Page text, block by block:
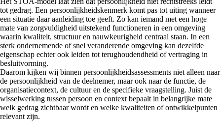
tot gedrag. Een persoonlijkheidskenmerk komt pas tot uiting wanneer
een situatie daar aanleiding toe geeft. Zo kan iemand met een hoge
mate van zorgvuldigheid uitstekend functioneren in een omgeving
waarin kwaliteit, structuur en nauwkeurigheid centraal staan. In een
sterk ondernemende of snel veranderende omgeving kan dezelfde
eigenschap echter ook leiden tot terughoudendheid of vertraging in
besluitvorming.
Daarom kijken wij binnen persoonlijkheidsassessments niet alleen naar
de persoonlijkheid van de deelnemer, maar ook naar de functie, de
organisatiecontext, de cultuur en de specifieke vraagstelling. Juist de
wisselwerking tussen persoon en context bepaalt in belangrijke mate
welk gedrag zichtbaar wordt en welke kwaliteiten of ontwikkelpunten
relevant zijn.